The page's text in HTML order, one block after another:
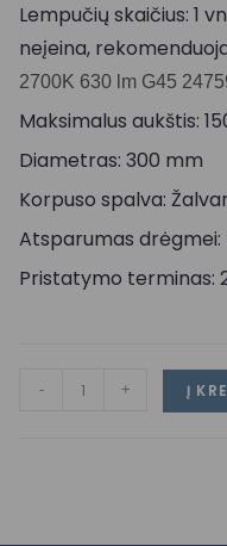
Lempučių skaičius: 1
neįeina,
2700K 630 lm G45
Maksimalus aukštis:
Diametras: 300 mm
Korpuso spalva:
Atsparumas drėgmei:
Pristatymo terminas:
- + Į